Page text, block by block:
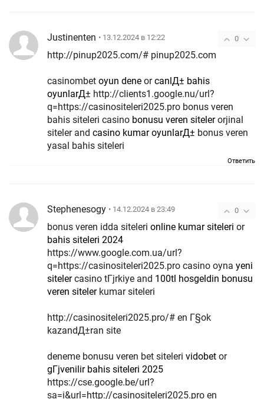
0
Justinenten • 13.12.2024 в 12:22
http://pinup2025.com/# pinup2025.com
casinombet oyun dene orcanlД± bahis
oyunlarД±
q=https://casinositeleri2025.pro bonus veren
bahis siteleri casino bonusu veren sitelerorjinal
siteler and casino kumar oyunlarД± bonus veren
yasal bahis siteleri
Ответить
0
Stephenesogy • 14.12.2024 в 23:49
bonus veren idda siteleri online kumar siteleri or
bahis siteleri 2024
https://www.google.com.ua/url?
q=https://casinositeleri2025.pro casino oyna yeni
sitelercasino tГјrkiye and 100tl hosgeldin bonusu
veren sitelerkumar siteleri
http://casinositeleri2025.pro/# en Г§ok
kazandД±ran site
deneme bonusu veren bet siteleri vidobet or
gГјvenilir bahis siteleri 2025
https://cse.google.be/url?
sa=i&url=http://casinositeleri2025.pro en